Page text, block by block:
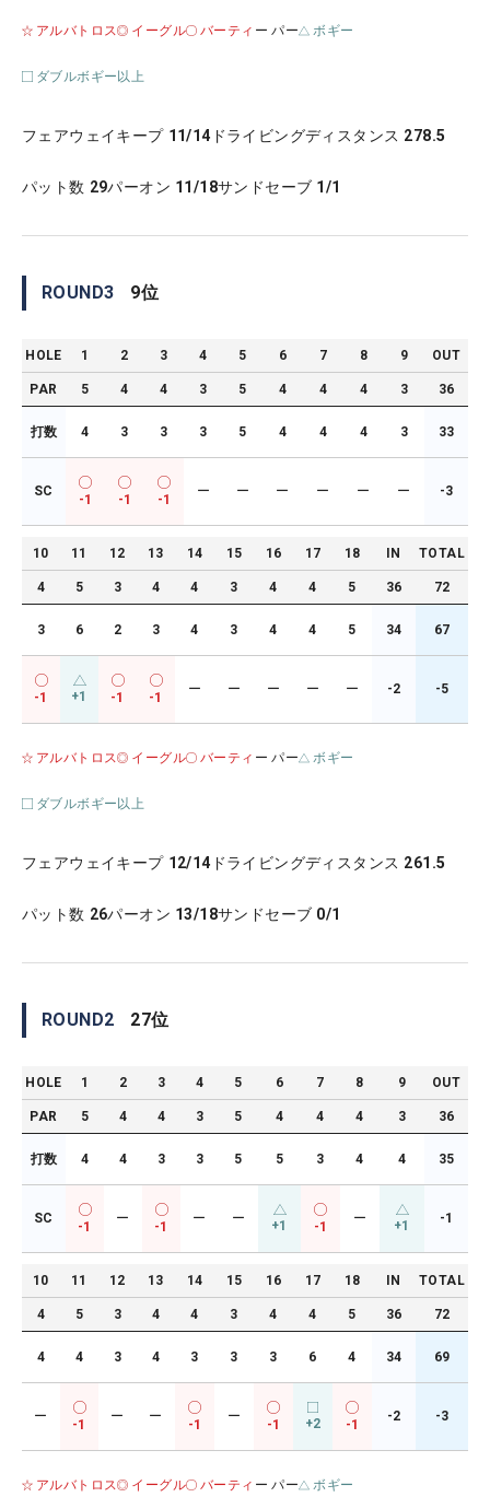
アルバトロス イーグル バーティ ー パー ボギー
ダブルボギー以上
フェアウェイキープ 11/14 ドライビングディスタンス 278.5
パット数 29パーオン 11/18サンドセーブ 1/1
ROUND3 9位
HOLE 1 2 3 4 5 6 7 8 9 OUT
PAR 5 4 4 3 5 4 4 4 3 36
打数 4 3 3 3 5 4 4 4 3 33
SC
-1 -1 -1
ー ー ー ー ー ー -3
10 11 12 13 14 15 16 17 18 IN TOTAL
4 5 3 4 4 3 4 4 5 36 72
3 6 2 3 4 3 4 4 5 34 67
-1 +1 -1 -1
ー ー ー ー ー -2 -5
アルバトロス イーグル バーティ ー パー ボギー
ダブルボギー以上
フェアウェイキープ 12/14 ドライビングディスタンス 261.5
パット数 26パーオン 13/18サンドセーブ 0/1
ROUND2 27位
HOLE 1 2 3 4 5 6 7 8 9 OUT
PAR 5 4 4 3 5 4 4 4 3 36
打数 4 4 3 3 5 5 3 4 4 35
SC
-1
ー
-1
ー ー +1 -1
ー +1 -1
10 11 12 13 14 15 16 17 18 IN TOTAL
4 5 3 4 4 3 4 4 5 36 72
4 4 3 4 3 3 3 6 4 34 69
ー
-1
ー ー
-1
ー
-1 +2 -1
-2 -3
アルバトロス イーグル バーティ ー パー ボギー